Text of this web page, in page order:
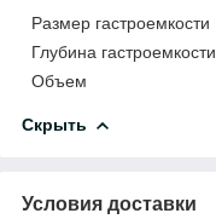
Размер гастроемкости
Глубина гастроемкости
Объем
Скрыть
Условия доставки